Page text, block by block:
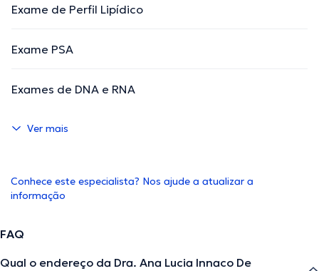
Exame de Perfil Lipídico
Exame PSA
Exames de DNA e RNA
Ver mais
Conhece este especialista? Nos ajude a atualizar a
informação
FAQ
Qual o endereço da Dra. Ana Lucia Innaco De